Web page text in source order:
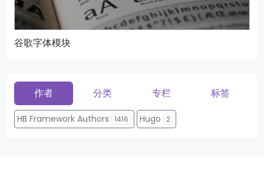
谷歌字体模块
作者 分类 专栏 标签
HB Framework Authors 1416 Hugo 2